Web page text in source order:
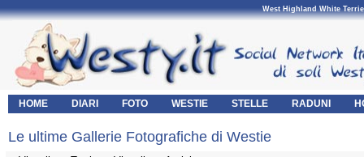
West Highland White
HOME DIARI FOTO WESTIE STELLE RADUNI
Le ultime Gallerie Fotografiche di Westie